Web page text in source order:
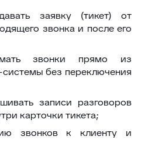
заявку (тикет) от
звонка и после его
звонки прямо из
без переключения
записи разговоров
карточки тикета;
звонков к клиенту и